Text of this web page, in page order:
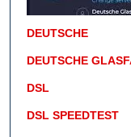
DEUTSCHE
DEUTSCHE
DSL
DSL SPEEDTEST